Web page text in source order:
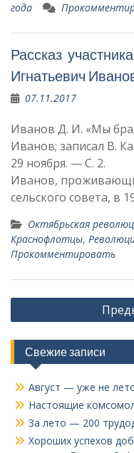
года
Рассказ
Игнатьевич
07.11.2017
Иванов Д. И. «Мы
Иванов; записал В.
29 ноября. — С. 2.
Иванов,
сельского совета, в
Октябрьская
Краснофлотцы,
Прокомментировать
Навигация
по
записям
Свежие записи
Август — уже не
Настоящие
За лето — 200
Хороших успехов